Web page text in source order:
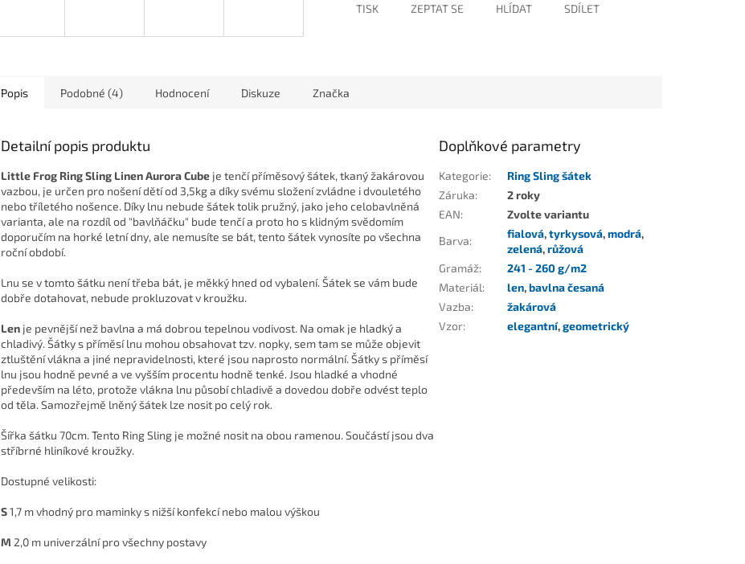
TISK ZEPTAT SE HLÍDAT SDÍLET
Popis Podobné (4) Hodnocení Diskuze Značka
Detailní popis produktu
Little Frog Ring Sling Linen Aurora Cube je tenčí příměsový šátek, tkaný žakárovou
vazbou, je určen pro nošení dětí od 3,5kg a díky svému složení zvládne i dvouletého
nebo tříletého nošence. Díky lnu nebude šátek tolik pružný, jako jeho celobavlněná
varianta, ale na rozdíl od "bavlňáčku" bude tenčí a proto ho s klidným svědomím
doporučím na horké letní dny, ale nemusíte se bát, tento šátek vynosíte po všechna
roční období.
Lnu se v tomto šátku není třeba bát, je měkký hned od vybalení. Šátek se vám bude
dobře dotahovat, nebude prokluzovat v kroužku.
Len je pevnější než bavlna a má dobrou tepelnou vodivost. Na omak je hladký a
chladivý. Šátky s příměsí lnu mohou obsahovat tzv. nopky, sem tam se může objevit
ztluštění vlákna a jiné nepravidelnosti, které jsou naprosto normální. Šátky s příměsí
lnu jsou hodně pevné a ve vyšším procentu hodně tenké. Jsou hladké a vhodné
především na léto, protože vlákna lnu působí chladivě a dovedou dobře odvést teplo
od těla. Samozřejmě lněný šátek lze nosit po celý rok.
Šířka šátku 70cm. Tento Ring Sling je možné nosit na obou ramenou. Součástí jsou dva
stříbrné hliníkové kroužky.
Dostupné velikosti:
S1,7 m vhodný pro maminky s nižší konfekcí nebo malou výškou
M 2,0 m univerzální pro všechny postavy
Doplňkové parametry
Kategorie:
Ring Sling šátek
Záruka:
2 roky
EAN:
Zvolte variantu
Barva:
fialová,tyrkysová,modrá,
zelená,růžová
Gramáž:
241 - 260 g/m2
Materiál: len,bavlna česaná
Vazba:
žakárová
Vzor: elegantní,geometrický